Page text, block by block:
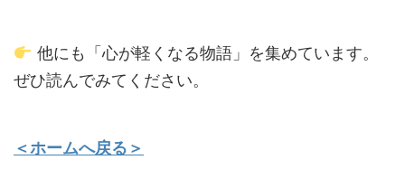
他にも「心が軽くなる物語」を集めています。
ぜひ読んでみてください。
＜ホームへ戻る＞